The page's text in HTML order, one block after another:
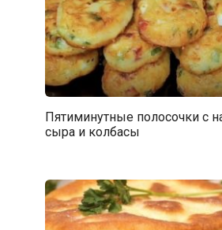
Пятиминутные полосочки с
сыра и колбасы